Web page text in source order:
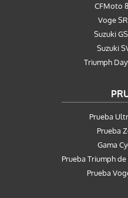
CFMoto
Voge
Suzuki
Suzuki
Triumph
Prueba
Prueba
Gama
Prueba Triumph
Prueba